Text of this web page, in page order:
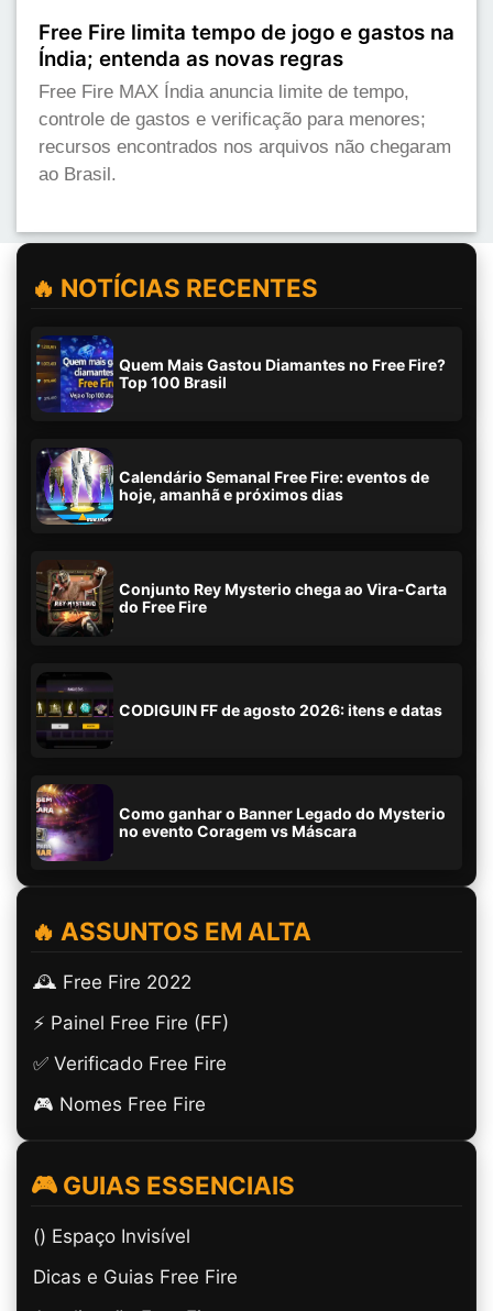
Free Fire limita tempo de jogo e gastos na
Índia; entenda as novas regras
Free Fire MAX Índia anuncia limite de tempo,
controle de gastos e verificação para menores;
recursos encontrados nos arquivos não chegaram
ao Brasil.
🔥 NOTÍCIAS RECENTES
Quem Mais Gastou Diamantes no Free Fire?
Top 100 Brasil
Calendário Semanal Free Fire: eventos de
hoje, amanhã e próximos dias
Conjunto Rey Mysterio chega ao Vira-Carta
do Free Fire
CODIGUIN FF de agosto 2026: itens e datas
Como ganhar o Banner Legado do Mysterio
no evento Coragem vs Máscara
🔥 ASSUNTOS EM ALTA
🕰️ Free Fire 2022
⚡ Painel Free Fire (FF)
✅ Verificado Free Fire
🎮 Nomes Free Fire
🎮 GUIAS ESSENCIAIS
(ㅤ) Espaço Invisível
Dicas e Guias Free Fire